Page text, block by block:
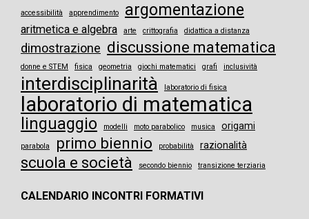
accessibilità apprendimento argomentazione
aritmetica e algebra arte crittografia didattica a distanza
dimostrazione discussione matematica
donne e STEM fisica geometria giochi matematici grafi inclusività
interdisciplinarità laboratorio di fisica
laboratorio di matematica
linguaggio modelli moto parabolico musica origami
parabola primo biennio probabilità razionalità
scuola e società secondo biennio transizione terziaria
CALENDARIO INCONTRI FORMATIVI